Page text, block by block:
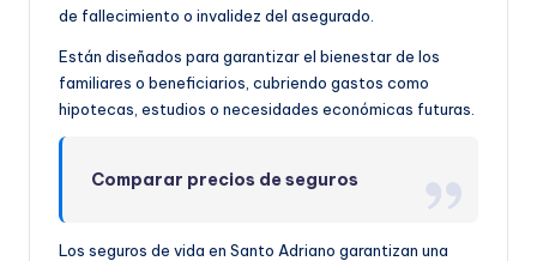
de fallecimiento o invalidez del asegurado.
Están diseñados para garantizar el bienestar de los
familiares o beneficiarios, cubriendo gastos como
hipotecas, estudios o necesidades económicas futuras.
Comparar precios de seguros
Los seguros de vida en Santo Adriano garantizan una